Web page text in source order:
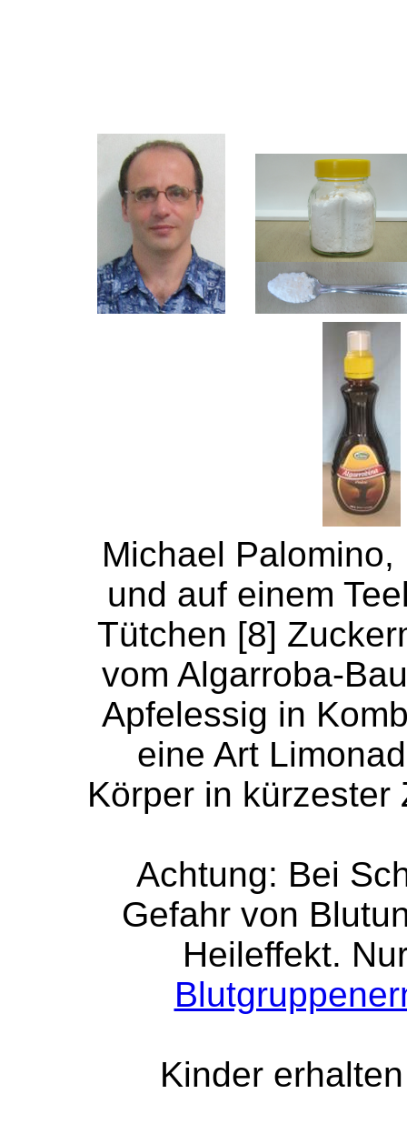
Michael
und auf einem
Tütchen [8]
vom Algarroba-
Apfelessig in
eine Art
Körper in kürzester
Achtung: Bei
Gefahr von
Heileffekt.
Kinder